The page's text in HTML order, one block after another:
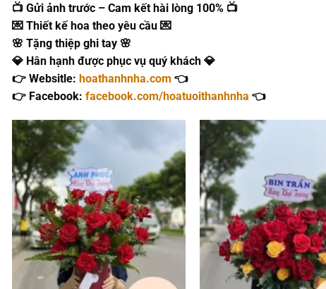
📺 Gửi ảnh trước – Cam kết hài lòng 100% 📺
💌 Thiết kế hoa theo yêu cầu 💌
🌸 Tặng thiệp ghi tay 🌸
💎 Hân hạnh được phục vụ quý khách 💎
👉 Websitle: hoathanhnha.com 👈
👉 Facebook: facebook.com/hoatuoithanhnha 👈
Add to
wishlist